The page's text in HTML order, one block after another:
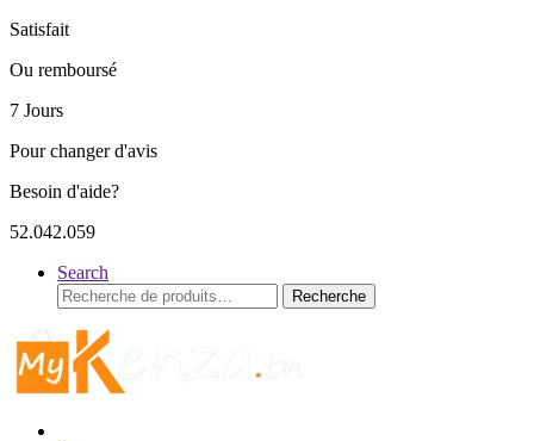
Satisfait
Ou remboursé
7 Jours
Pour changer d'avis
Besoin d'aide?
52.042.059
Search
Recherche
pour :
Recherche